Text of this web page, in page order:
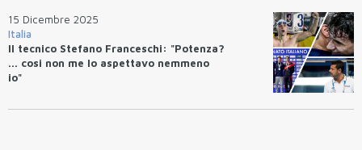
15 Dicembre 2025
Italia
Il tecnico Stefano Franceschi: "Potenza?
... cosi non me lo aspettavo nemmeno
io"